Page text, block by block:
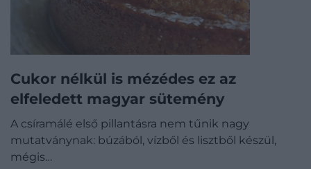
Cukor nélkül is mézédes ez az
elfeledett magyar sütemény
A csíramálé első pillantásra nem tűnik nagy
mutatványnak: búzából, vízből és lisztből készül,
mégis…